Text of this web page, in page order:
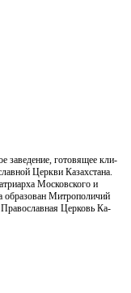
за­веде­ние, го­товя­щее кли­
Церк­ви Ка­захс­та­на.
Мос­ковс­ко­го и
Мит­ро­поли­чий
Цер­ковь Ка­